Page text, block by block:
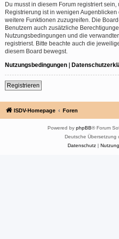
Du musst in diesem Forum registriert
Registrierung ist in wenigen
weitere Funktionen zuzugreifen. Die
Benutzern auch zusätzliche
Nutzungsbedingungen und die
registrierst. Bitte beachte auch die
diesem Board bewegst.
Nutzungsbedingungen |
Registrieren
ISDV-Homepage Foren
Powered by phpBB® Forum
Deutsche Übersetzung
Datenschutz|